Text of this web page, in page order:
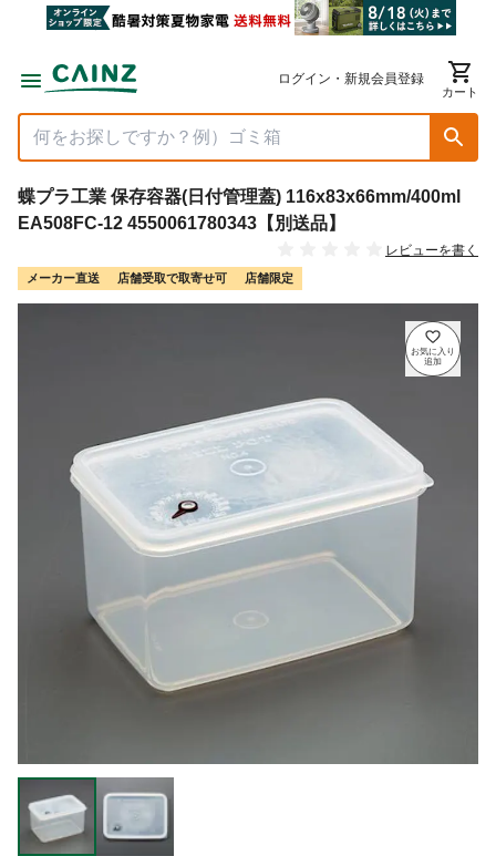
ログイン・新規会員登録
カート
蝶プラ工業 保存容器(日付管理蓋) 116x83x66mm/400ml
EA508FC-12 4550061780343【別送品】
レビューを書く
メーカー直送 店舗受取で取寄せ可 店舗限定